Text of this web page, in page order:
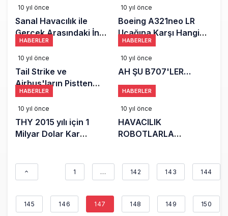
10 yıl önce
Sanal Havacılık ile
Gerçek Arasındaki İnce
Çizgi
10 yıl önce
Boeing A321neo LR
Uçağına Karşı Hangi
Model Üzerinde
Çalışıyor? Efsane B757
Yenilenecek mi?
HABERLER
10 yıl önce
Tail Strike ve
Airbus'ların Pistten
Çıkması
HABERLER
10 yıl önce
AH ŞU B707'LER…
HABERLER
10 yıl önce
THY 2015 yılı için 1
Milyar Dolar Kar
HABERLER
10 yıl önce
HAVACILIK
ROBOTLARLA
1 … 142 143 144
145 146 147 148 149 150